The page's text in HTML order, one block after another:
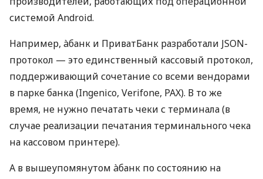
системой Android.
Например, àбанк и ПриватБанк разработали JSON-
протокол — это единственный кассовый протокол,
поддерживающий сочетание со всеми вендорами
в парке банка (Ingenico, Verifone, PAX). В то же
время, не нужно печатать чеки с терминала (в
случае реализации печатания терминального чека
на кассовом принтере).
А в вышеупомянутом àбанк по состоянию на